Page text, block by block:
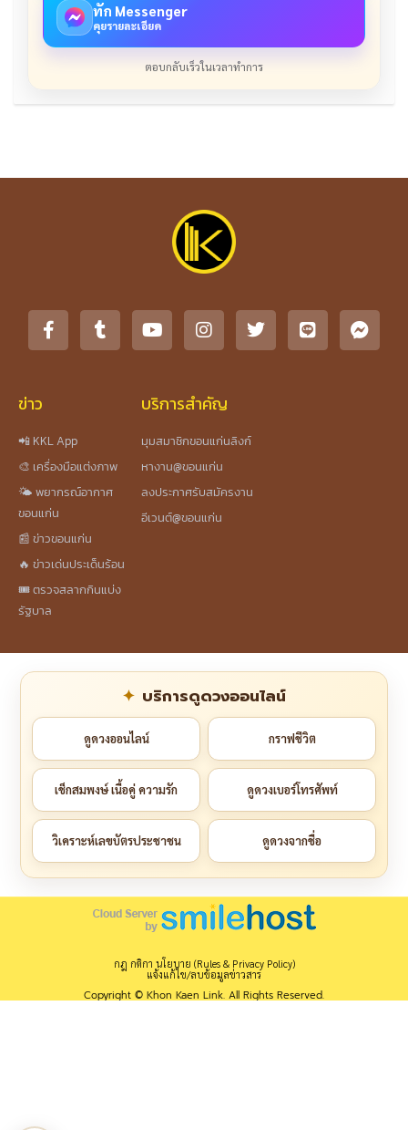
ทัก Messenger
คุยรายละเอียด
ตอบกลับเร็วในเวลาทำการ
ข่าว
📲 KKL App
🎨 เครื่องมือแต่งภาพ
🌤️ พยากรณ์อากาศ
ขอนแก่น
📰 ข่าวขอนแก่น
🔥 ข่าวเด่นประเด็นร้อน
🎟️ ตรวจสลากกินแบ่ง
รัฐบาล
บริการสำคัญ
มุมสมาชิกขอนแก่นลิงก์
หางาน@ขอนแก่น
ลงประกาศรับสมัครงาน
อีเวนต์@ขอนแก่น
บริการดูดวงออนไลน์
ดูดวงออนไลน์ กราฟชีวิต
เช็กสมพงษ์ เนื้อคู่ ความรัก ดูดวงเบอร์โทรศัพท์
วิเคราะห์เลขบัตรประชาชน ดูดวงจากชื่อ
กฎ กติกา นโยบาย (Rules & Privacy Policy)
แจ้งแก้ไข/ลบข้อมูลข่าวสาร
Copyright © Khon Kaen Link. All Rights Reserved.